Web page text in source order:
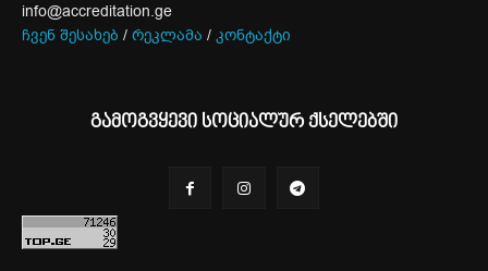
info@accreditation.ge
ჩვენ შესახებ / რეკლამა / კონტაქტი
გამოგვყევი სოციალურ ქსელებში